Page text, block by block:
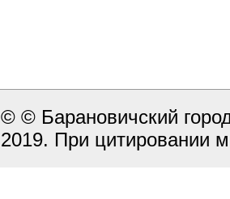
© © Барановичский
2019. При цитировании